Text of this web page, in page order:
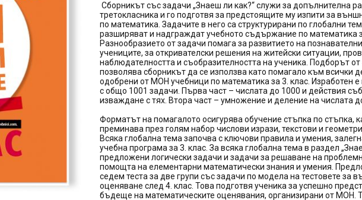
Сборникът със задачи „Знаеш ли как?“ служи за допълнителна
третокласника и го подготвя за предстоящите му изпити за
по математика. Задачите в него са структурирани по глобални
разширяват и надграждат учебното съдържание по математика
Разнообразието от задачи помага за развитието на
учениците, за откривателски решения на житейски ситуации,
наблюдателността и съобразителността на ученика. Подборът
позволява сборникът да се използва като помагало към всички
одобрени от МОН учебници по математика за 3. клас. Изработен е
с общо 1001 задачи. Първа част – числата до 1000 и действия
изваждане с тях. Втора част – умножение и деление на числата
Форматът на помагалото осигурява обучение стъпка по стъпка,
преминава през голям набор числови изрази, текстови и
Всяка глобална тема започва с ключови правила и умения,
учебна програма за 3. клас. За всяка глобална тема в раздел
предложени логически задачи и задачи за решаване на
помощта на елементарни математически знания и умения.
седем теста за две групи със задачи по модела на тестовете за
оценяване след 4. клас. Това подготвя ученика за успешно
бъдеще на математическите оценявания, организирани от МОН.